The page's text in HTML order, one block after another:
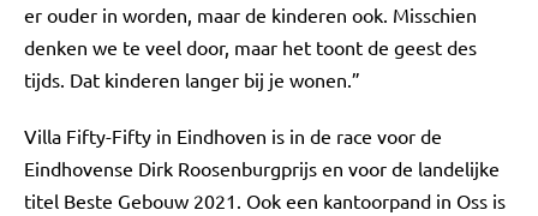
er ouder in worden, maar de kinderen ook. Misschien
denken we te veel door, maar het toont de geest des
tijds. Dat kinderen langer bij je wonen.”
Villa Fifty-Fifty in Eindhoven is in de race voor de
Eindhovense Dirk Roosenburgprijs en voor de landelijke
titel Beste Gebouw 2021. Ook een kantoorpand in Oss is